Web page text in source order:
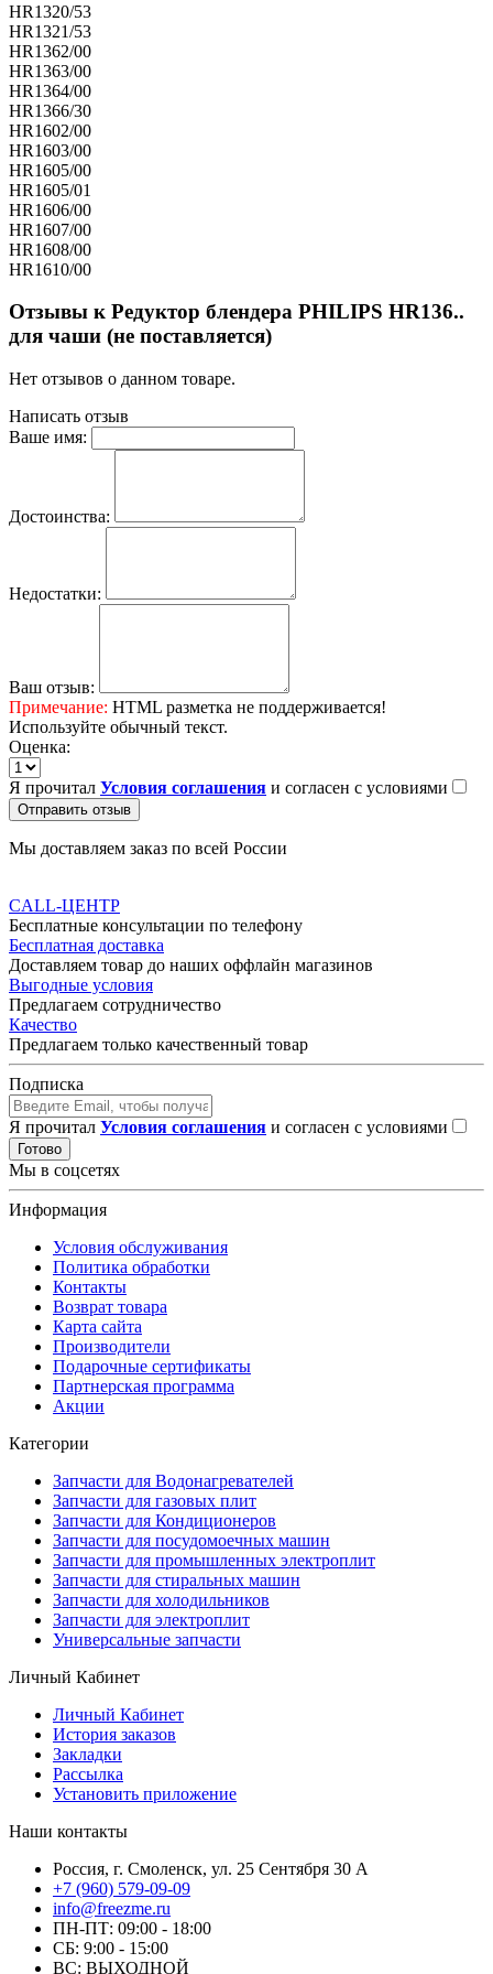
HR1320/53
HR1321/53
HR1362/00
HR1363/00
HR1364/00
HR1366/30
HR1602/00
HR1603/00
HR1605/00
HR1605/01
HR1606/00
HR1607/00
HR1608/00
HR1610/00
Отзывы к Редуктор блендера PHILIPS HR136..
для чаши (не поставляется)
Нет отзывов о данном товаре.
Написать отзыв
Ваше имя:
Достоинства:
Недостатки:
Ваш отзыв:
Примечание: HTML разметка не поддерживается!
Используйте обычный текст.
Оценка:
Я прочитал Условия соглашения и согласен с условиями
Отправить отзыв
Мы доставляем заказ по всей России
CALL-ЦЕНТР
Бесплатные консультации по телефону
Бесплатная доставка
Доставляем товар до наших оффлайн магазинов
Выгодные условия
Предлагаем сотрудничество
Качество
Предлагаем только качественный товар
Подписка
Я прочитал Условия соглашения и согласен с условиями
Готово
Мы в соцсетях
Информация
Условия обслуживания
Политика обработки
Контакты
Возврат товара
Карта сайта
Производители
Подарочные сертификаты
Партнерская программа
Акции
Категории
Запчасти для Водонагревателей
Запчасти для газовых плит
Запчасти для Кондиционеров
Запчасти для посудомоечных машин
Запчасти для промышленных электроплит
Запчасти для стиральных машин
Запчасти для холодильников
Запчасти для электроплит
Универсальные запчасти
Личный Кабинет
Личный Кабинет
История заказов
Закладки
Рассылка
Установить приложение
Наши контакты
Россия, г. Смоленск, ул. 25 Сентября 30 А
+7 (960) 579-09-09
info@freezme.ru
ПН-ПТ: 09:00 - 18:00
СБ: 9:00 - 15:00
ВС: ВЫХОДНОЙ